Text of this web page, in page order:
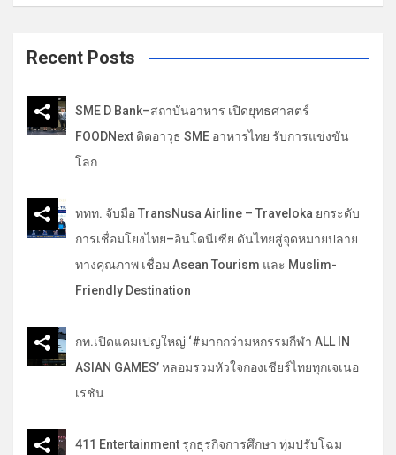
a
c
Recent Posts
SME D Bank–สถาบันอาหาร เปิดยุทธศาสตร์
FOODNext ติดอาวุธ SME อาหารไทย รับการแข่งขัน
โลก
ททท. จับมือ TransNusa Airline – Traveloka ยกระดับ
การเชื่อมโยงไทย–อินโดนีเซีย ดันไทยสู่จุดหมายปลาย
ทางคุณภาพ เชื่อม Asean Tourism และ Muslim-
Friendly Destination
กท.เปิดแคมเปญใหญ่ ‘#มากกว่ามหกรรมกีฬา ALL IN
ASIAN GAMES’ หลอมรวมหัวใจกองเชียร์ไทยทุกเจเนอ
เรชัน
411 Entertainment รุกธุรกิจการศึกษา ทุ่มปรับโฉม